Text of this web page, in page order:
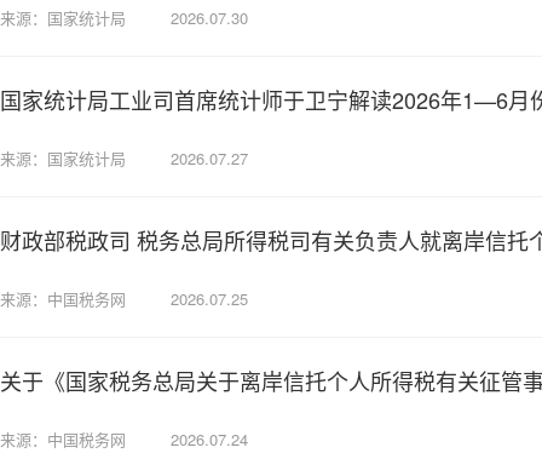
来源：国家统计局 2026.07.30
国家统计局工业司首席统计师于卫宁解读2026年1—6月
来源：国家统计局 2026.07.27
财政部税政司 税务总局所得税司有关负责人就离岸信托
来源：中国税务网 2026.07.25
关于《国家税务总局关于离岸信托个人所得税有关征管
来源：中国税务网 2026.07.24